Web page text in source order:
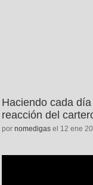
Haciendo cada
reacción del
por nomedigas el 12 ene